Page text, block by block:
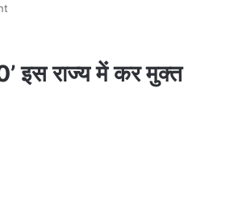
इस राज्य में कर मुक्त